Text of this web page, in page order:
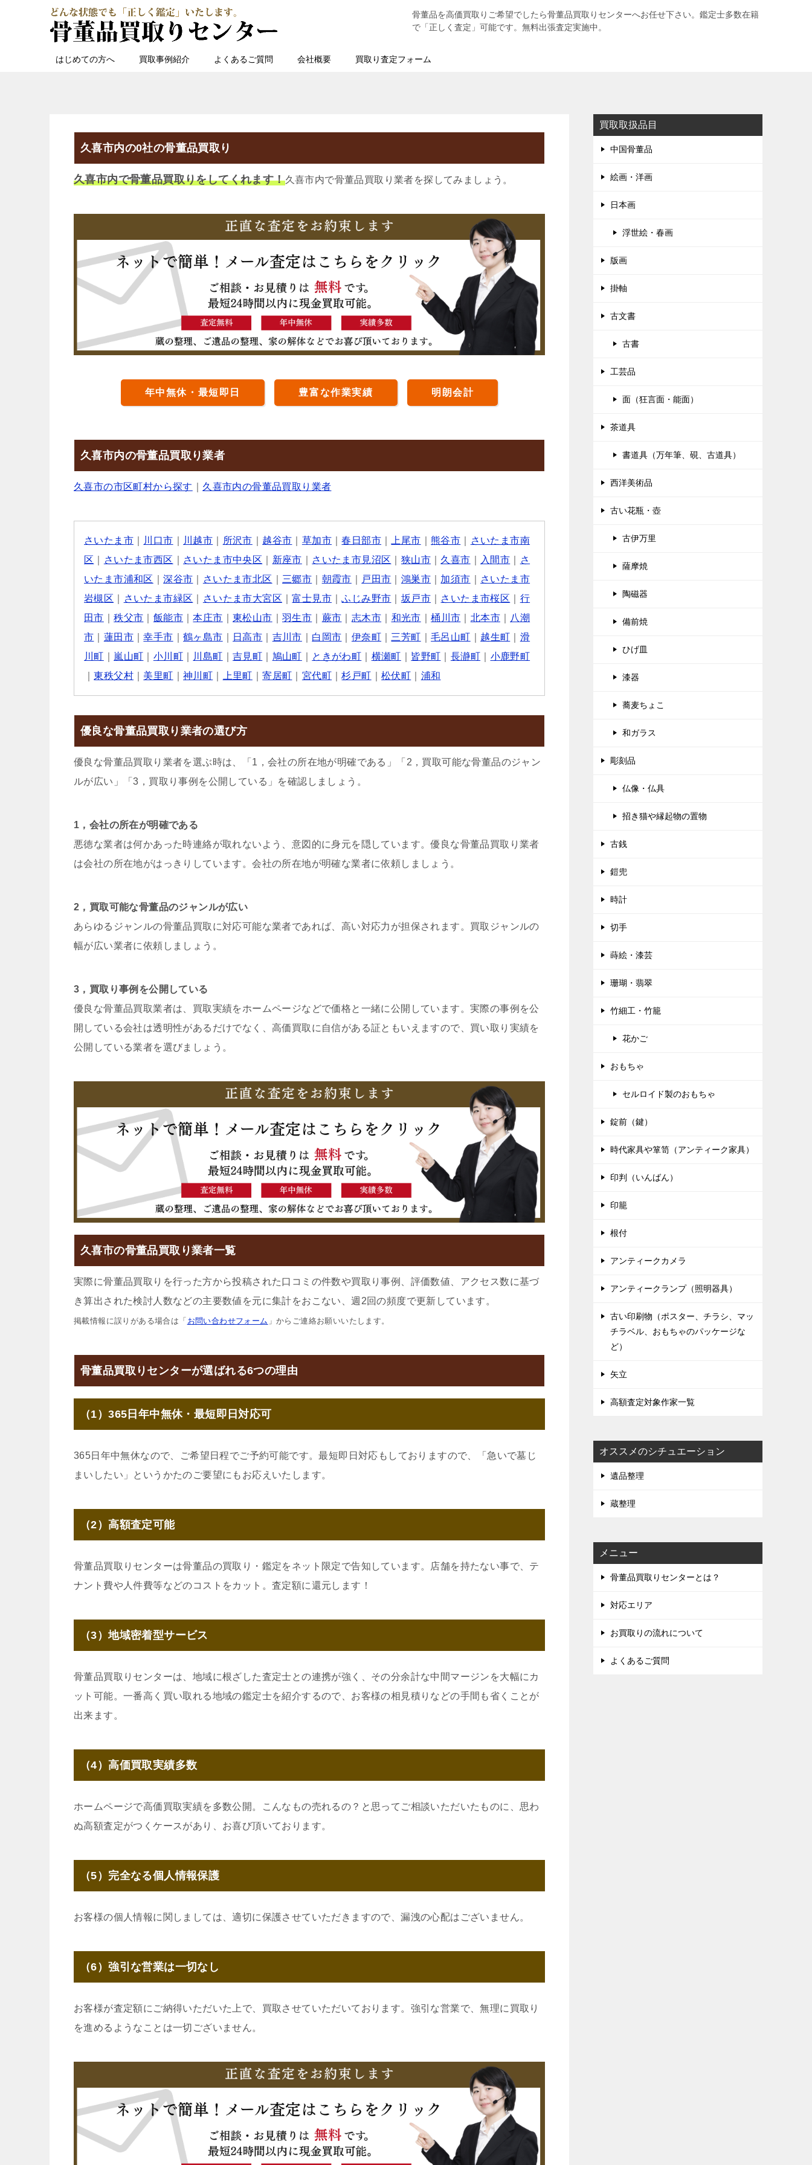
骨董品を高価買取りご希望でしたら骨董品買取りセンターへお任せ下さい。鑑定士多数在籍
で「正しく査定」可能です。無料出張査定実施中。
はじめての方へ 買取事例紹介 よくあるご質問 会社概要 買取り査定フォーム
久喜市内の0社の骨董品買取り
久喜市内で骨董品買取りをしてくれます！久喜市内で骨董品買取り業者を探してみましょう。
年中無休・最短即日 豊富な作業実績 明朗会計
久喜市内の骨董品買取り業者
久喜市の市区町村から探す 久喜市内の骨董品買取り業者
さいたま市 川口市 川越市 所沢市 越谷市 草加市 ｜春日部市 上尾市 ｜熊谷市
さいたま市南
区
さいたま市西区 さいたま市中央区 新座市 さいたま市見沼区 狭山市 久喜市 入間市
さ
いたま市浦和区
｜深谷市 さいたま市北区 三郷市 朝霞市 戸田市 鴻巣市 加須市
さいたま市
岩槻区
さいたま市緑区 さいたま市大宮区 ｜富士見市 ｜ふじみ野市 坂戸市 さいたま市桜区
行
田市 ｜秩父市 飯能市 ｜本庄市 ｜東松山市 ｜羽生市 蕨市 志木市 和光市 ｜桶川市 北本市｜ 八潮
市
蓮田市 ｜幸手市 ｜鶴ヶ島市 日高市 吉川市 白岡市 伊奈町 三芳町 ｜毛呂山町 越生町
滑
川町
嵐山町 小川町 川島町 ｜吉見町 鳩山町 ときがわ町 横瀬町 皆野町 長瀞町
小鹿野町
｜東秩父村 美里町 ｜神川町 上里町 ｜寄居町 宮代町 ｜杉戸町 ｜松伏町 浦和
優良な骨董品買取り業者の選び方
優良な骨董品買取り業者を選ぶ時は、「1，会社の所在地が明確である」「2，買取可能な骨董品のジャン
ルが広い」「3，買取り事例を公開している」を確認しましょう。
1，会社の所在が明確である
悪徳な業者は何かあった時連絡が取れないよう、意図的に身元を隠しています。優良な骨董品買取り業者
は会社の所在地がはっきりしています。会社の所在地が明確な業者に依頼しましょう。
2，買取可能な骨董品のジャンルが広い
あらゆるジャンルの骨董品買取に対応可能な業者であれば、高い対応力が担保されます。買取ジャンルの
幅が広い業者に依頼しましょう。
3，買取り事例を公開している
優良な骨董品買取業者は、買取実績をホームページなどで価格と一緒に公開しています。実際の事例を公
開している会社は透明性があるだけでなく、高価買取に自信がある証ともいえますので、買い取り実績を
公開している業者を選びましょう。
久喜市の骨董品買取り業者一覧
実際に骨董品買取りを行った方から投稿された口コミの件数や買取り事例、評価数値、アクセス数に基づ
き算出された検討人数などの主要数値を元に集計をおこない、週2回の頻度で更新しています。
掲載情報に誤りがある場合は「 お問い合わせフォーム 」からご連絡お願いいたします。
骨董品買取りセンターが選ばれる6つの理由
（1）365日年中無休・最短即日対応可
365日年中無休なので、ご希望日程でご予約可能です。最短即日対応もしておりますので、「急いで墓じ
まいしたい」というかたのご要望にもお応えいたします。
（2）高額査定可能
骨董品買取りセンターは骨董品の買取り・鑑定をネット限定で告知しています。店舗を持たない事で、テ
ナント費や人件費等などのコストをカット。査定額に還元します！
（3）地域密着型サービス
骨董品買取りセンターは、地域に根ざした査定士との連携が強く、その分余計な中間マージンを大幅にカ
ット可能。一番高く買い取れる地域の鑑定士を紹介するので、お客様の相見積りなどの手間も省くことが
出来ます。
（4）高価買取実績多数
ホームページで高価買取実績を多数公開。こんなもの売れるの？と思ってご相談いただいたものに、思わ
ぬ高額査定がつくケースがあり、お喜び頂いております。
（5）完全なる個人情報保護
お客様の個人情報に関しましては、適切に保護させていただきますので、漏洩の心配はございません。
（6）強引な営業は一切なし
お客様が査定額にご納得いただいた上で、買取させていただいております。強引な営業で、無理に買取り
を進めるようなことは一切ございません。
買取取扱品目
中国骨董品
絵画・洋画
日本画
浮世絵・春画
版画
掛軸
古文書
古書
工芸品
面（狂言面・能面）
茶道具
書道具（万年筆、硯、古道具）
西洋美術品
古い花瓶・壺
古伊万里
薩摩焼
陶磁器
備前焼
ひげ皿
漆器
蕎麦ちょこ
和ガラス
彫刻品
仏像・仏具
招き猫や縁起物の置物
古銭
鎧兜
時計
切手
蒔絵・漆芸
珊瑚・翡翠
竹細工・竹籠
花かご
おもちゃ
セルロイド製のおもちゃ
錠前（鍵）
時代家具や箪笥（アンティーク家具）
印判（いんばん）
印籠
根付
アンティークカメラ
アンティークランプ（照明器具）
古い印刷物（ポスター、チラシ、マッ
チラベル、おもちゃのパッケージな
ど）
矢立
高額査定対象作家一覧
オススメのシチュエーション
遺品整理
蔵整理
メニュー
骨董品買取りセンターとは？
対応エリア
お買取りの流れについて
よくあるご質問